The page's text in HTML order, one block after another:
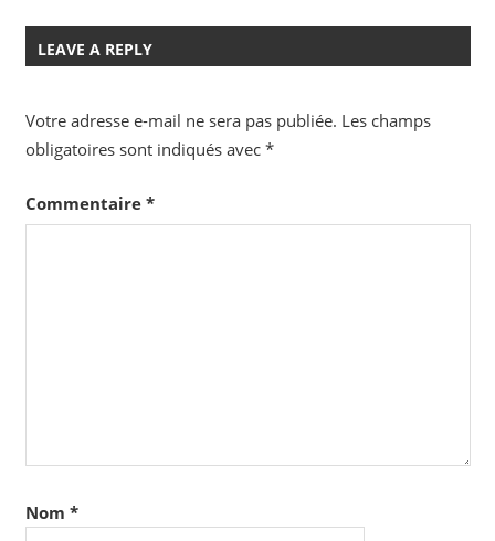
LEAVE A REPLY
Votre adresse e-mail ne sera pas publiée. Les champs
obligatoires sont indiqués avec *
Commentaire *
Nom *